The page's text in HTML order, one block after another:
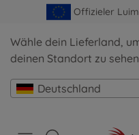
Offizieler
Wähle dein Lieferland,
deinen Standort zu
Deutschland